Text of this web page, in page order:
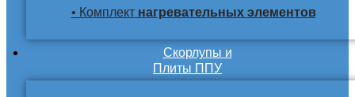
• Комплектнагревательных элементов
Скорлупы и
Плиты ППУ